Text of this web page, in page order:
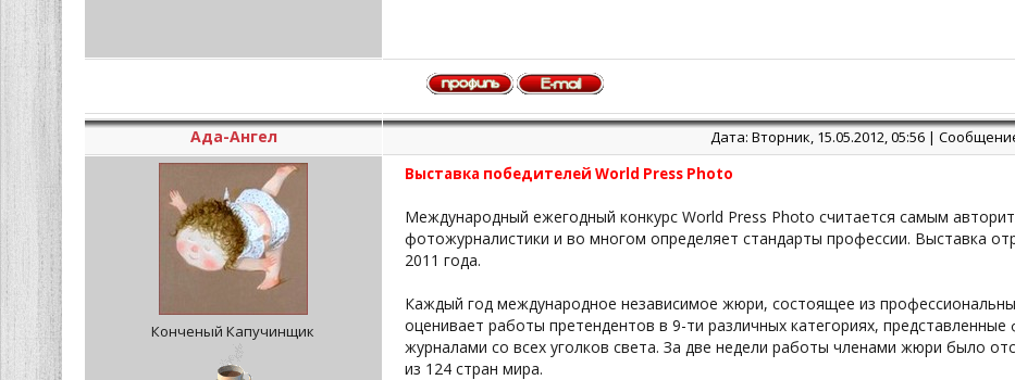
Ада-Ангел Дата: Вторник, 15.05.2012, 05:56 |
Конченый Капучинщик
Выставка победителей World Press Photo
Международный ежегодный конкурс World Press Photo считается самым
фотожурналистики и во многом определяет стандарты профессии. Выставка
2011 года.
Каждый год международное независимое жюри, состоящее из
оценивает работы претендентов в 9-ти различных категориях,
журналами со всех уголков света. За две недели работы членами жюри было
из 124 стран мира.